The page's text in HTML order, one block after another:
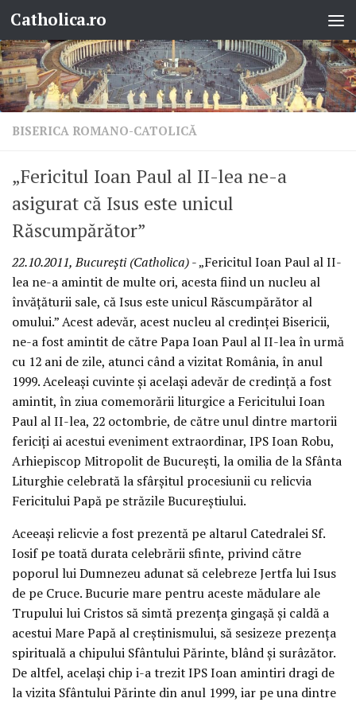
Skip to content
Catholica.ro
BISERICA ROMANO-CATOLICĂ
„Fericitul Ioan Paul al II-lea ne-a
asigurat că Isus este unicul
Răscumpărător”
22.10.2011, Bucureşti (Catholica)- „Fericitul Ioan Paul al II-
lea ne-a amintit de multe ori, acesta fiind un nucleu al
învăţăturii sale, că Isus este unicul Răscumpărător al
omului.” Acest adevăr, acest nucleu al credinţei Bisericii,
ne-a fost amintit de către Papa Ioan Paul al II-lea în urmă
cu 12 ani de zile, atunci când a vizitat România, în anul
1999. Aceleaşi cuvinte şi acelaşi adevăr de credinţă a fost
amintit, în ziua comemorării liturgice a Fericitului Ioan
Paul al II-lea, 22 octombrie, de către unul dintre martorii
fericiţi ai acestui eveniment extraordinar, IPS Ioan Robu,
Arhiepiscop Mitropolit de Bucureşti, la omilia de la Sfânta
Liturghie celebrată la sfârşitul procesiunii cu relicvia
Fericitului Papă pe străzile Bucureştiului.
Aceeaşi relicvie a fost prezentă pe altarul Catedralei Sf.
Iosif pe toată durata celebrării sfinte, privind către
poporul lui Dumnezeu adunat să celebreze Jertfa lui Isus
de pe Cruce. Bucurie mare pentru aceste mădulare ale
Trupului lui Cristos să simtă prezenţa gingaşă şi caldă a
acestui Mare Papă al creştinismului, să sesizeze prezenţa
spirituală a chipului Sfântului Părinte, blând şi surâzător.
De altfel, acelaşi chip i-a trezit IPS Ioan amintiri dragi de
la vizita Sfântului Părinte din anul 1999, iar pe una dintre